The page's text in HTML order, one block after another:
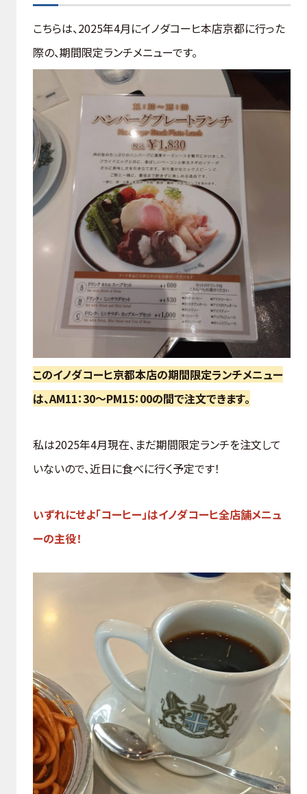
こちらは、2025年4月にイノダコーヒ本店京都に行った
際の、期間限定ランチメニューです。
このイノダコーヒ京都本店の期間限定ランチメニュー
は、AM11：30～PM15：00の間で注文できます。
私は2025年4月現在、まだ期間限定ランチを注文して
いないので、近日に食べに行く予定です！
いずれにせよ「コーヒー」はイノダコーヒ全店舗メニュ
ーの主役！